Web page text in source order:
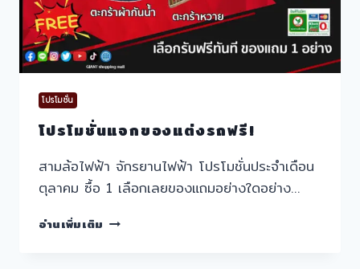
โปรโมชั่น
โปรโมชั่นแจกของแต่งรถฟรี!
สามล้อไฟฟ้า จักรยานไฟฟ้า โปรโมชั่นประจำเดือน
ตุลาคม ซื้อ 1 เลือกเลยของแถมอย่างใดอย่าง…
อ่านเพิ่มเติม โปร